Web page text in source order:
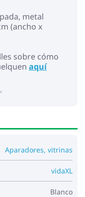
metal
(ancho x
sobre cómo
aquí
Aparadores, vitrinas
vidaXL
Blanco